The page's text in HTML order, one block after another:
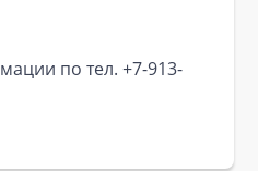
по тел. +7-913-